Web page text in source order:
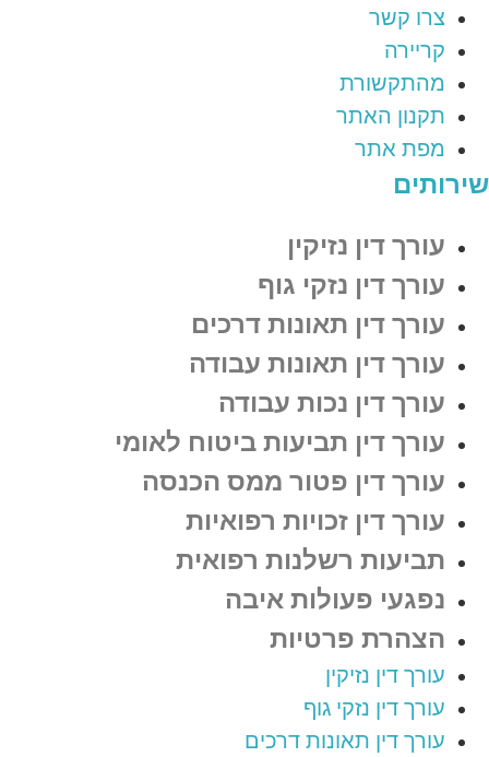
צרו קשר
קריירה
מהתקשורת
תקנון האתר
מפת אתר
שירותים
עורך דין נזיקין
עורך דין נזקי גוף
עורך דין תאונות דרכים
עורך דין תאונות עבודה
עורך דין נכות עבודה
עורך דין תביעות ביטוח לאומי
עורך דין פטור ממס הכנסה
עורך דין זכויות רפואיות
תביעות רשלנות רפואית
נפגעי פעולות איבה
הצהרת פרטיות
עורך דין נזיקין
עורך דין נזקי גוף
עורך דין תאונות דרכים